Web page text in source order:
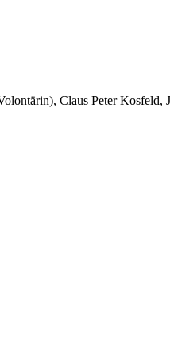
Claus Peter Kosfeld,